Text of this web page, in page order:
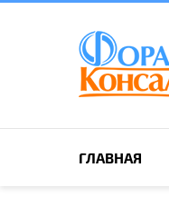
ГЛАВНАЯ
ПОИСК ПО